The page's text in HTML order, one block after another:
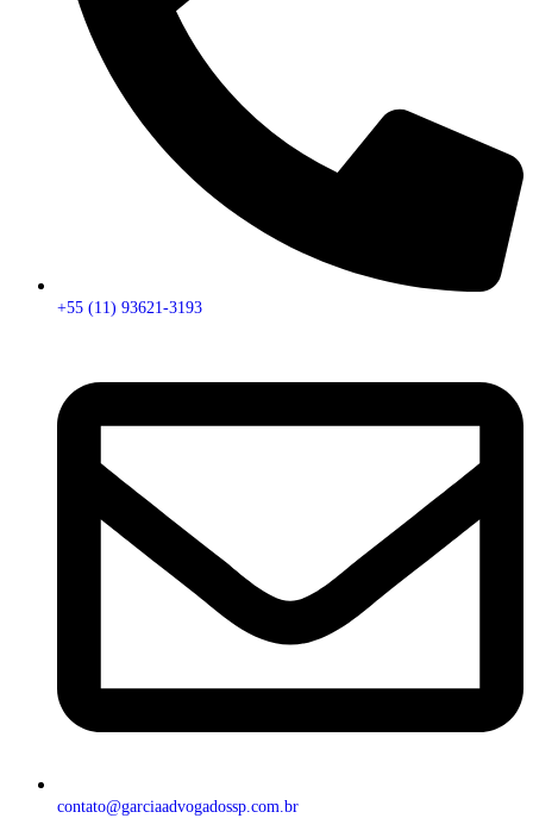
+55 (11) 93621-3193
contato@garciaadvogadossp.com.br